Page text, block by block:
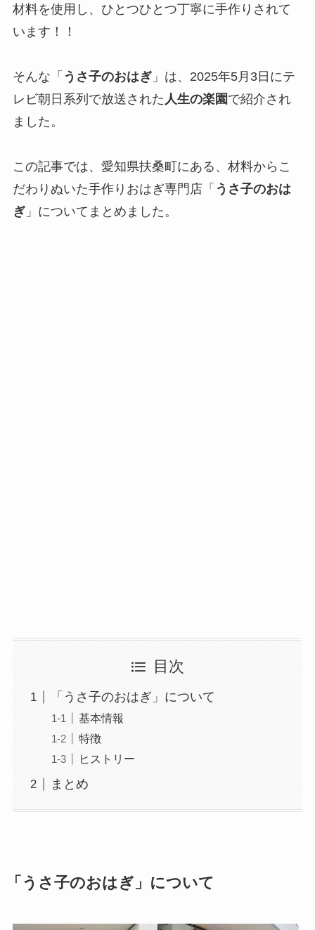
材料を使用し、ひとつひとつ丁寧に手作りされて
います！！
そんな「 うさ子のおはぎ」は、2025年5月3日にテ
レビ朝日系列で放送された 人生の楽園で紹介され
ました。
この記事では、愛知県扶桑町にある、材料からこ
だわりぬいた手作りおはぎ専門店「 うさ子のおは
ぎ」についてまとめました。
目次
「うさ子のおはぎ」について
基本情報
特徴
ヒストリー
まとめ
「 うさ子のおはぎ 」について